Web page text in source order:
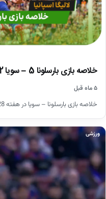
خلاصه بازی بارسلونا 5 – سویا 2 (لالیگا اسپانیا)
۵ ماه قبل
خلاصه بازی بارسلونا – سویا در هفته 28 رقابت های لالیگا اسپانیا فصل 2025/26
ورزشی